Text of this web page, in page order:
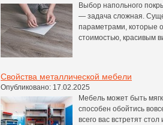
Выбор напольного
— задача сложная.
параметрами, которые
стоимостью, красивым
Свойства металлической мебели
Опубликовано: 17.02.2025
Мебель может быть
способен обойтись
всего вас встретят